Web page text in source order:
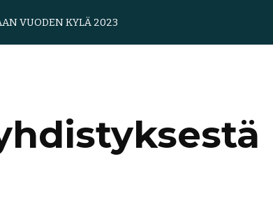
Skip to navigation
VUODEN KYLÄ 2023